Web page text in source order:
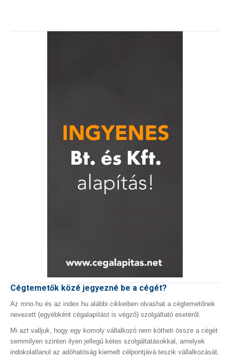
Cégtemetők közé jegyezné be a cégét?
Az mno.hu és az index.hu alábbi cikkeiben olvashat a cégtemetőnek
nevezett (egyébként cégalapítást is végző) szolgáltató esetéről.
Mi azt valljuk, hogy egy komoly vállalkozó nem kötheti össze a cégét
semmilyen szinten ilyen jellegű kétes szolgáltatásokkal, amelyek
indokolatlanul az adóhatóság kiemelt célpontjává teszik vállalkozását.